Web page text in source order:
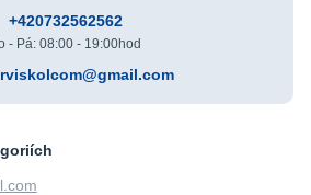
+420732562562
- Pá: 08:00 - 19:00hod